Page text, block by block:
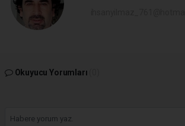
Okuyucu Yorumları